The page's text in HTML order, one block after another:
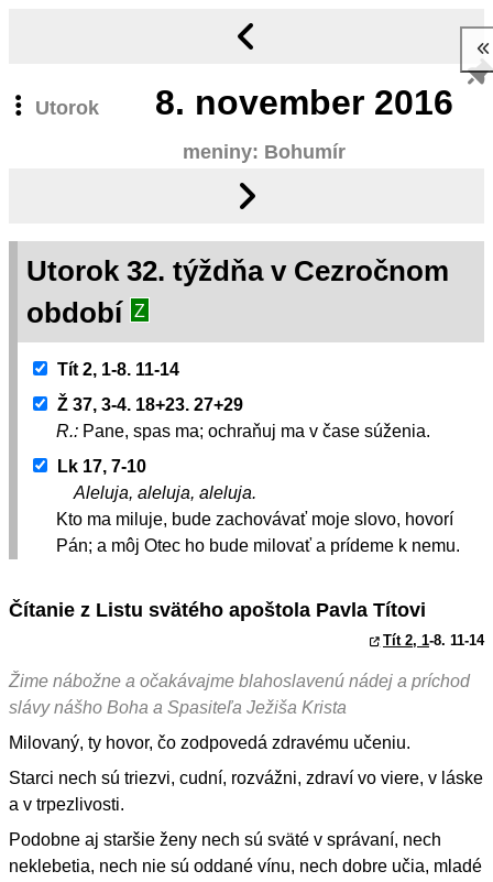
Utorok 8. november 2016
meniny: Bohumír
Utorok 32. týždňa v Cezročnom
období
Z
Tít 2, 1-8. 11-14
Ž 37, 3-4. 18+23. 27+29
R.: Pane, spas ma; ochraňuj ma v čase súženia.
Lk 17, 7-10
Aleluja, aleluja, aleluja.
Kto ma miluje, bude zachovávať moje slovo, hovorí
Pán; a môj Otec ho bude milovať a prídeme k nemu.
Čítanie z Listu svätého apoštola Pavla Títovi
Tít 2, 1-8. 11-14
Žime nábožne a očakávajme blahoslavenú nádej a príchod
slávy nášho Boha a Spasiteľa Ježiša Krista
Milovaný, ty hovor, čo zodpovedá zdravému učeniu.
Starci nech sú triezvi, cudní, rozvážni, zdraví vo viere, v láske
a v trpezlivosti.
Podobne aj staršie ženy nech sú sväté v správaní, nech
neklebetia, nech nie sú oddané vínu, nech dobre učia, mladé